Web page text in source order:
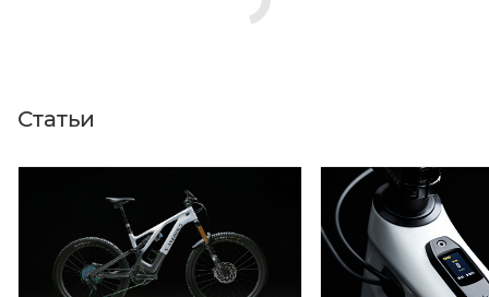
Статьи